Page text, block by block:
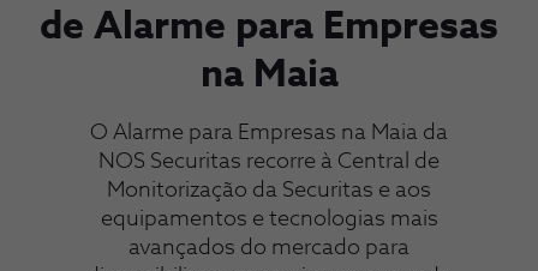
de Alarme para Empresas
na Maia
O Alarme para Empresas na Maia da
NOS Securitas recorre à Central de
Monitorização da Securitas e aos
equipamentos e tecnologias mais
avançados do mercado para